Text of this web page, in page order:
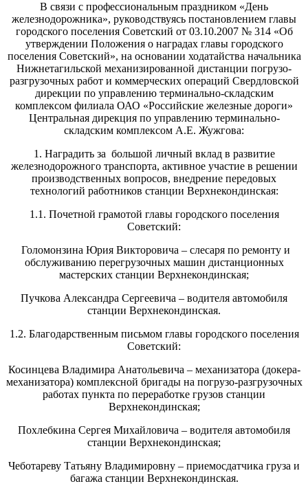
В связи с профессиональным праздником «День
железнодорожника», руководствуясь постановлением главы
городского поселения Советский от 03.10.2007 № 314 «Об
утверждении Положения о наградах главы городского
поселения Советский», на основании ходатайства начальника
Нижнетагильской механизированной дистанции погрузо-
разгрузочных работ и коммерческих операций Свердловской
дирекции по управлению терминально-складским
комплексом филиала ОАО «Российские железные дороги»
Центральная дирекция по управлению терминально-
складским комплексом А.Е. Жужгова:
1. Наградить за большой личный вклад в развитие
железнодорожного транспорта, активное участие в решении
производственных вопросов, внедрение передовых
технологий работников станции Верхнекондинская:
1.1. Почетной грамотой главы городского поселения
Советский:
Голомонзина Юрия Викторовича – слесаря по ремонту и
обслуживанию перегрузочных машин дистанционных
мастерских станции Верхнекондинская;
Пучкова Александра Сергеевича – водителя автомобиля
станции Верхнекондинская.
1.2. Благодарственным письмом главы городского поселения
Советский:
Косинцева Владимира Анатольевича – механизатора (докера-
механизатора) комплексной бригады на погрузо-разгрузочных
работах пункта по переработке грузов станции
Верхнекондинская;
Похлебкина Сергея Михайловича – водителя автомобиля
станции Верхнекондинская;
Чеботареву Татьяну Владимировну – приемосдатчика груза и
багажа станции Верхнекондинская.